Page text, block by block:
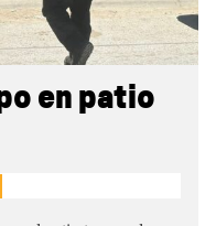
en patio